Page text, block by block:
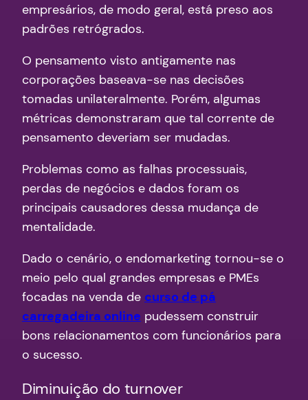
empresários, de modo geral, está preso aos
padrões retrógrados.
O pensamento visto antigamente nas
corporações baseava-se nas decisões
tomadas unilateralmente. Porém, algumas
métricas demonstraram que tal corrente de
pensamento deveriam ser mudadas.
Problemas como as falhas processuais,
perdas de negócios e dados foram os
principais causadores dessa mudança de
mentalidade.
Dado o cenário, o endomarketing tornou-se o
meio pelo qual grandes empresas e PMEs
focadas na venda de curso de pá
carregadeira online pudessem construir
bons relacionamentos com funcionários para
o sucesso.
Diminuição do turnover